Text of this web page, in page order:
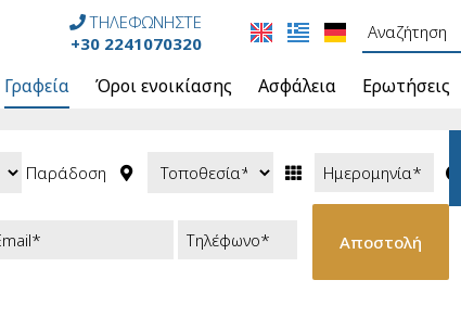
ΤΗΛΕΦΩΝΗΣΤΕ
+30 2241070320
Γραφεία Όροι ενοικίασης Ασφάλεια Ερωτήσεις
Παράδοση
Αποστολή